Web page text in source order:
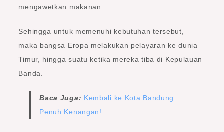
mengawetkan makanan.
Sehingga untuk memenuhi kebutuhan tersebut,
maka bangsa Eropa melakukan pelayaran ke dunia
Timur, hingga suatu ketika mereka tiba di Kepulauan
Banda.
Baca Juga: Kembali ke Kota Bandung
Penuh Kenangan!